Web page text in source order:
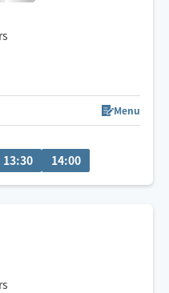
によりお時間が前後する
お願いします)
Menu
13:30 14:00